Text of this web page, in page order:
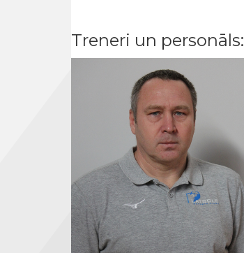
Treneri un personāls: